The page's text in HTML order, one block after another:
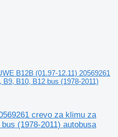
B12B (01.97-12.11) 20569261
B10, B12 bus (1978-2011)
crevo za klimu za
(1978-2011) autobusa